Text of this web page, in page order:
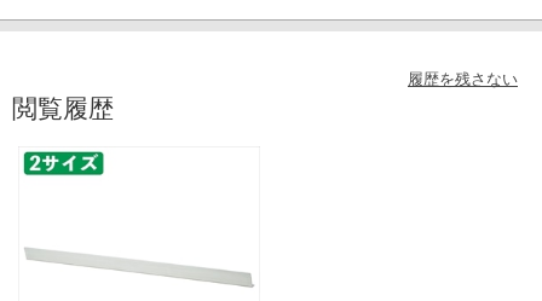
履歴を残さない
閲覧履歴